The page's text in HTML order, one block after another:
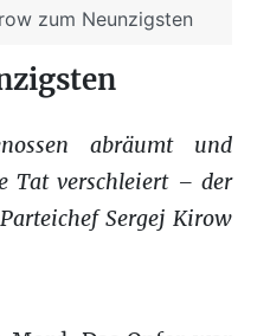
zum Neunzigsten
abräumt und
Tat verschleiert – der
Sergej Kirow